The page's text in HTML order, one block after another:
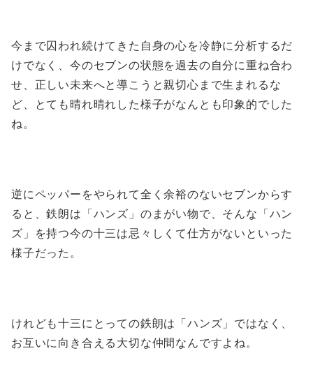
今まで囚われ続けてきた自身の心を冷静に分析するだ
けでなく、今のセブンの状態を過去の自分に重ね合わ
せ、正しい未来へと導こうと親切心まで生まれるな
ど、とても晴れ晴れした様子がなんとも印象的でした
ね。
逆にペッパーをやられて全く余裕のないセブンからす
ると、鉄朗は「ハンズ」のまがい物で、そんな「ハン
ズ」を持つ今の十三は忌々しくて仕方がないといった
様子だった。
けれども十三にとっての鉄朗は「ハンズ」ではなく、
お互いに向き合える大切な仲間なんですよね。